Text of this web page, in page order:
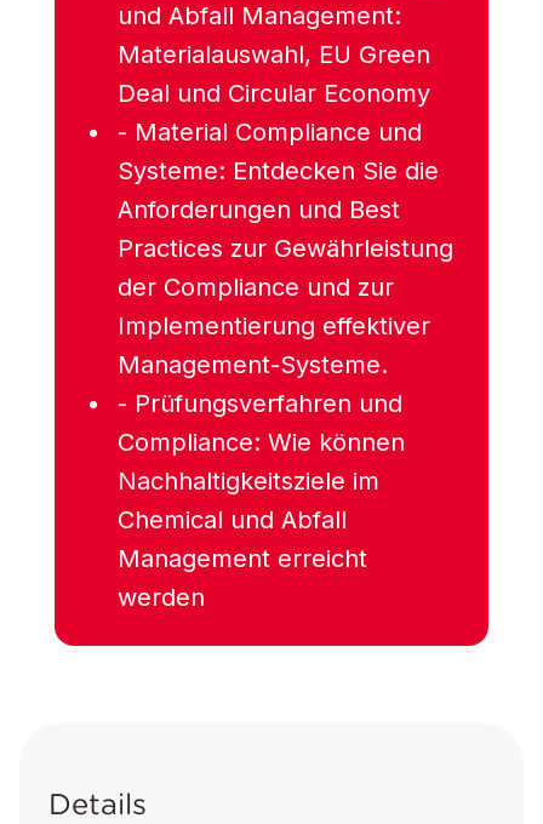
und Abfall Management:
Materialauswahl, EU Green
Deal und Circular Economy
- Material Compliance und
Systeme: Entdecken Sie die
Anforderungen und Best
Practices zur Gewährleistung
der Compliance und zur
Implementierung effektiver
Management-Systeme.
- Prüfungsverfahren und
Compliance: Wie können
Nachhaltigkeitsziele im
Chemical und Abfall
Management erreicht
werden
Details